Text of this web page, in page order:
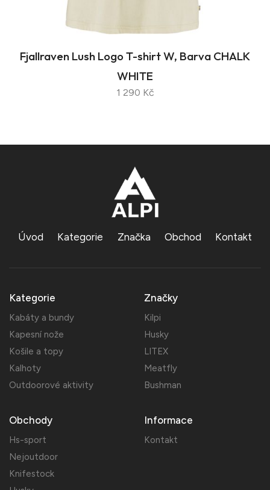
Fjallraven Lush Logo T-shirt W, Barva CHALK
WHITE
1 290 Kč
Úvod Kategorie Značka Obchod Kontakt
Kategorie
Kabáty a bundy
Kapesní nože
Košile a topy
Kalhoty
Outdoorové aktivity
Značky
Kilpi
Husky
LITEX
Meatfly
Bushman
Obchody
Hs-sport
Nejoutdoor
Knifestock
Informace
Kontakt